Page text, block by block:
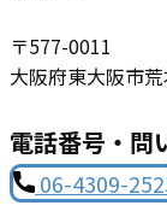
〒577-0011
大阪府東大阪市
電話番号・問
06-4309-